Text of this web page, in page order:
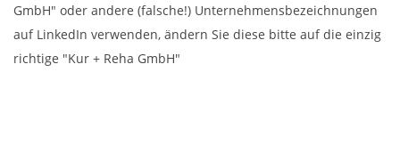
GmbH" oder andere (falsche!) Unternehmensbezeichnungen
auf LinkedIn verwenden, ändern Sie diese bitte auf die einzig
richtige "Kur + Reha GmbH"